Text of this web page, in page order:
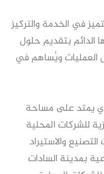
في الخدمة والتركيز
الدائم بتقديم حلول
العمليات ويُساهم في
يمتد على مساحة
للشركات المحلية
والاستيراد
بمدينة السادات